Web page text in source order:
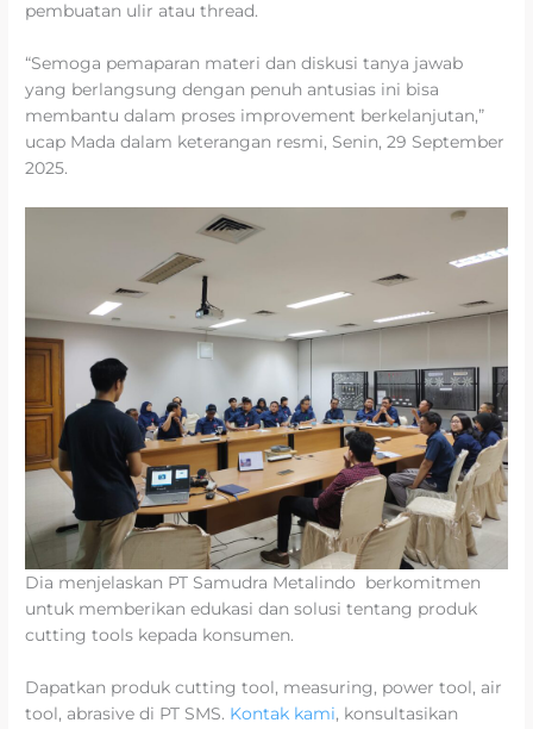
pembuatan ulir atau thread.
“Semoga pemaparan materi dan diskusi tanya jawab
yang berlangsung dengan penuh antusias ini bisa
membantu dalam proses improvement berkelanjutan,”
ucap Mada dalam keterangan resmi, Senin, 29 September
2025.
Dia menjelaskan PT Samudra Metalindo berkomitmen
untuk memberikan edukasi dan solusi tentang produk
cutting tools kepada konsumen.
Dapatkan produk cutting tool, measuring, power tool, air
tool, abrasive di PT SMS. Kontak kami, konsultasikan